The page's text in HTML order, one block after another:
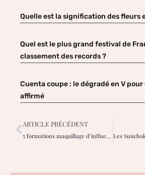
Quelle est la signification des fleurs
Quel est le plus grand festival de
classement des records ?
Cuenta coupe : le dégradé en V
affirmé
ARTICLE PRÉCÉDENT
5 formations maquillage d’influenceurs à suivre sur les réseaux sociaux